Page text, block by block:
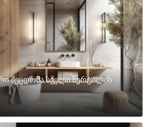
შეცდომა სველი წერტილის